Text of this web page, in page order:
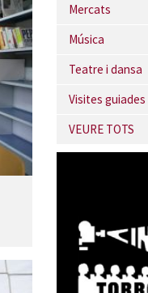
Mercats
Música
Teatre i dansa
Visites guiades
VEURE TOTS